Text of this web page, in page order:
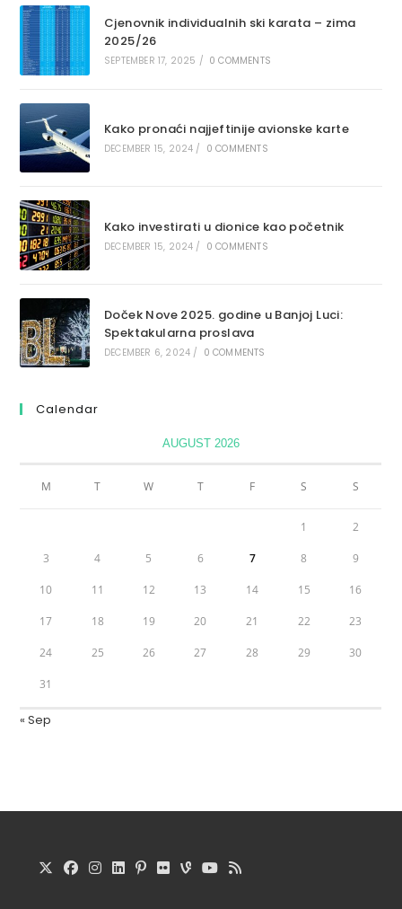
Cjenovnik individualnih ski karata – zima
2025/26
SEPTEMBER 17, 2025 / 0 COMMENTS
Kako pronaći najjeftinije avionske karte
DECEMBER 15, 2024 / 0 COMMENTS
Kako investirati u dionice kao početnik
DECEMBER 15, 2024 / 0 COMMENTS
Doček Nove 2025. godine u Banjoj Luci:
Spektakularna proslava
DECEMBER 6, 2024 / 0 COMMENTS
Calendar
AUGUST 2026
M T W T F S S
1 2
3 4 5 6 7 8 9
10 11 12 13 14 15 16
17 18 19 20 21 22 23
24 25 26 27 28 29 30
31
« Sep